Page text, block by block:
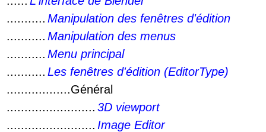
........... Manipulation des fenêtres d'édition
........... Manipulation des menus
........... Menu principal
........... Les fenêtres d'édition (EditorType)
..................Général
......................... 3D viewport
......................... Image Editor